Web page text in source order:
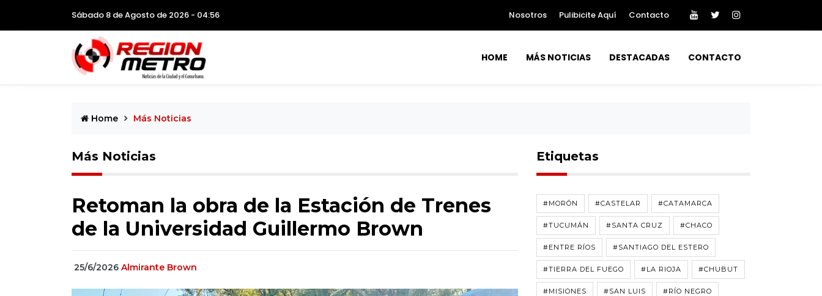
Sábado 8 de Agosto de 2026 - 04:56 Nosotros Pulibicite Aquí Contacto
HOME MÁS NOTICIAS DESTACADAS CONTACTO
Home Más Noticias
Más Noticias
Retoman la obra de la Estación de Trenes
de la Universidad Guillermo Brown
25/6/2026 Almirante Brown
Etiquetas
#MORÓN #CASTELAR #CATAMARCA
#TUCUMÁN #SANTA CRUZ #CHACO
#ENTRE RÍOS #SANTIAGO DEL ESTERO
#TIERRA DEL FUEGO #LA RIOJA #CHUBUT
#MISIONES #SAN LUIS #RÍO NEGRO